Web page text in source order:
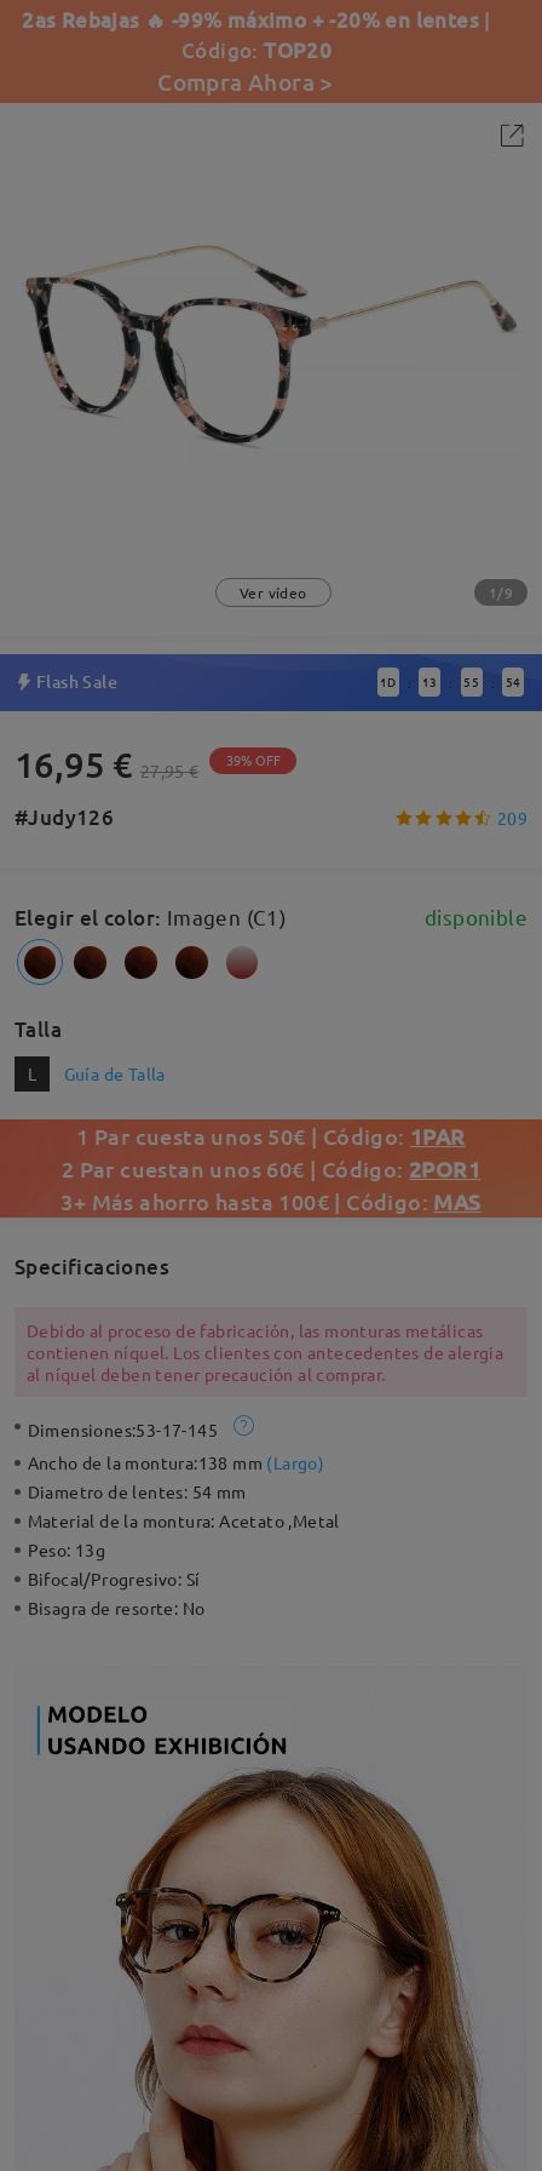
2as Rebajas 🔥 -99% máximo + -20% en lentes |
Código:TOP20
Compra Ahora >
Ver vídeo 1/9
Flash Sale 1 D : 13 : 55 : 53
16,95 € 27,95 € 39% OFF
#Judy126 209
Elegir el color: Imagen (C1) disponible
Talla
L Guía de Talla
1 Par cuesta unos 50€ | Código: 1PAR
2 Par cuestan unos 60€ | Código: 2POR1
3+ Más ahorro hasta 100€ | Código: MAS
Specificaciones
Debido al proceso de fabricación, las monturas metálicas
contienen níquel. Los clientes con antecedentes de alergia
al níquel deben tener precaución al comprar.
Dimensiones:53-17-145
Ancho de la montura:138 mm (Largo)
Diametro de lentes: 54 mm
Material de la montura:Acetato ,Metal
Peso: 13g
Bifocal/Progresivo: Sí
Bisagra de resorte: No